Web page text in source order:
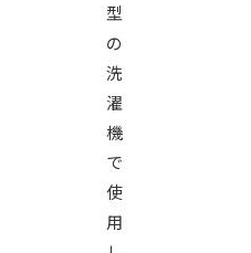
型
の
洗
濯
機
で
使
用